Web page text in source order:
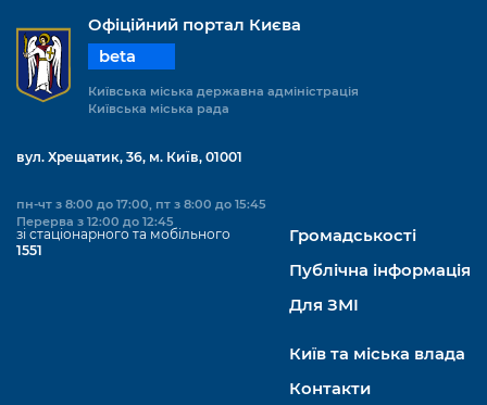
Офіційний портал Києва
beta
Київська міська державна адміністрація
Київська міська рада
вул. Хрещатик, 36, м. Київ, 01001
пн-чт з 8:00 до 17:00, пт з 8:00 до 15:45
Перерва з 12:00 до 12:45
зі стаціонарного та мобільного
1551
Громадськості
Публічна інформація
Для ЗМІ
Київ та міська влада
Контакти